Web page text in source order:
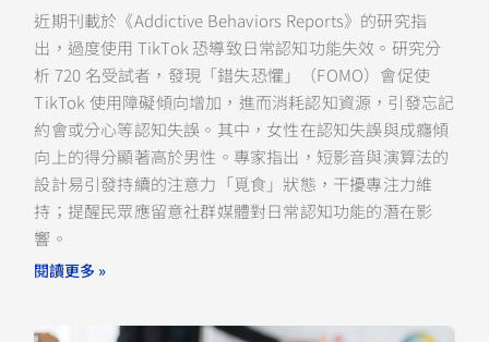
近期刊載於《Addictive Behaviors Reports》的研究指
出，過度使用 TikTok 恐導致日常認知功能失效。研究分
析 720 名受試者，發現「錯失恐懼」（FOMO）會促使
TikTok 使用障礙傾向增加，進而消耗認知資源，引發忘記
約會或分心等認知失誤。其中，女性在認知失誤與成癮傾
向上的得分顯著高於男性。專家指出，短影音與演算法的
設計易引發持續的注意力「覓食」狀態，干擾專注力維
持；提醒民眾應留意社群媒體對日常認知功能的潛在影
響。
閱讀更多 »